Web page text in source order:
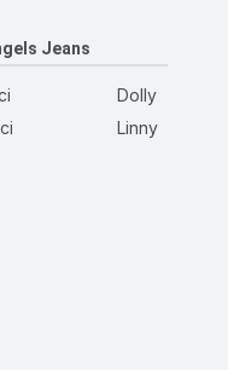
Jeans
Dolly
Linny